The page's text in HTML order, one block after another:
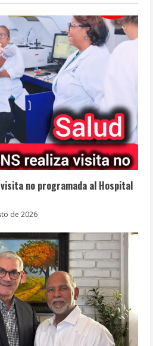
no programada al Hospital
de 2026